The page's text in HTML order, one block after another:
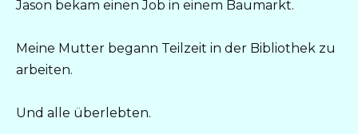
Jason bekam einen Job in einem Baumarkt.
Meine Mutter begann Teilzeit in der Bibliothek zu
arbeiten.
Und alle überlebten.